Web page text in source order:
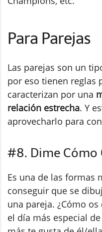
Para Parejas
Las parejas son un
por eso tienen reglas
caracterizan por una
relación estrecha. Y
aprovecharlo para
#8. Dime Cómo
Es una de las formas
conseguir que se
una pareja. ¿Cómo
el día más especial